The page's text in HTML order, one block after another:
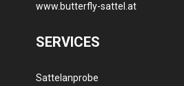
www.butterfly-sattel.at
SERVICES
Sattelanprobe